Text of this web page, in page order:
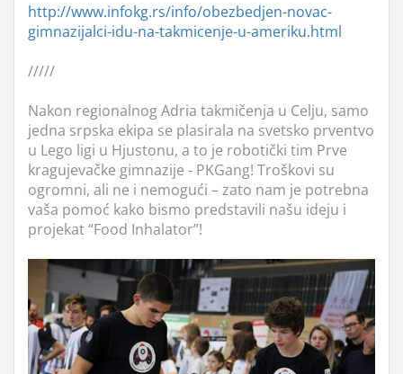
http://www.infokg.rs/info/obezbedjen-novac-
gimnazijalci-idu-na-takmicenje-u-ameriku.html
/////
Nakon regionalnog Adria takmičenja u Celju, samo
jedna srpska ekipa se plasirala na svetsko prventvo
u Lego ligi u Hjustonu, a to je robotički tim Prve
kragujevačke gimnazije - PKGang! Troškovi su
ogromni, ali ne i nemogući – zato nam je potrebna
vaša pomoć kako bismo predstavili našu ideju i
projekat “Food Inhalator”!